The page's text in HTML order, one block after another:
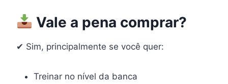
Vale a pena comprar?
✔ Sim, principalmente se você quer:
Treinar no nível da banca